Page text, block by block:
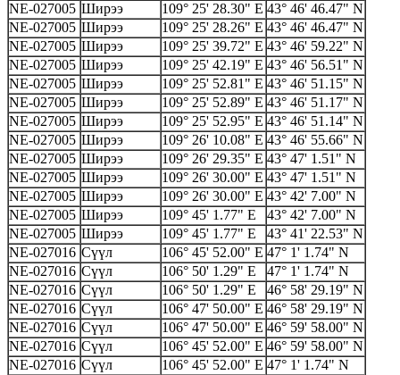
NE-027005 Ширээ 109° 25' 28.30" E 43° 46' 46.47" N
NE-027005 Ширээ 109° 25' 28.26" E 43° 46' 46.47" N
NE-027005 Ширээ 109° 25' 39.72" E 43° 46' 59.22" N
NE-027005 Ширээ 109° 25' 42.19" E 43° 46' 56.51" N
NE-027005 Ширээ 109° 25' 52.81" E 43° 46' 51.15" N
NE-027005 Ширээ 109° 25' 52.89" E 43° 46' 51.17" N
NE-027005 Ширээ 109° 25' 52.95" E 43° 46' 51.14" N
NE-027005 Ширээ 109° 26' 10.08" E 43° 46' 55.66" N
NE-027005 Ширээ 109° 26' 29.35" E 43° 47' 1.51" N
NE-027005 Ширээ 109° 26' 30.00" E 43° 47' 1.51" N
NE-027005 Ширээ 109° 26' 30.00" E 43° 42' 7.00" N
NE-027005 Ширээ 109° 45' 1.77" E
43° 42' 7.00" N
NE-027005 Ширээ 109° 45' 1.77" E
43° 41' 22.53" N
NE-027016 Сүүл 106° 45' 52.00" E 47° 1' 1.74" N
NE-027016 Сүүл 106° 50' 1.29" E
47° 1' 1.74" N
NE-027016 Сүүл 106° 50' 1.29" E
46° 58' 29.19" N
NE-027016 Сүүл 106° 47' 50.00" E 46° 58' 29.19" N
NE-027016 Сүүл 106° 47' 50.00" E 46° 59' 58.00" N
NE-027016 Сүүл 106° 45' 52.00" E 46° 59' 58.00" N
NE-027016 Сүүл 106° 45' 52.00" E 47° 1' 1.74" N